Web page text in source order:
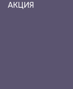
АКЦИЯ